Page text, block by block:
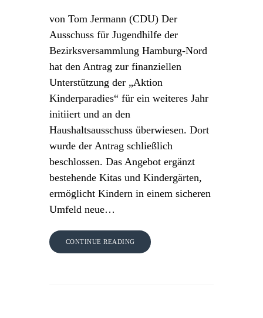
von Tom Jermann (CDU) Der
Ausschuss für Jugendhilfe der
Bezirksversammlung Hamburg-Nord
hat den Antrag zur finanziellen
Unterstützung der „Aktion
Kinderparadies“ für ein weiteres Jahr
initiiert und an den
Haushaltsausschuss überwiesen. Dort
wurde der Antrag schließlich
beschlossen. Das Angebot ergänzt
bestehende Kitas und Kindergärten,
ermöglicht Kindern in einem sicheren
Umfeld neue…
CONTINUE READING